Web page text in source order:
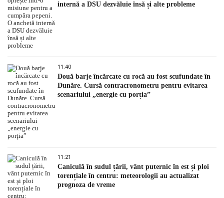
internă a DSU dezvăluie însă și alte probleme
11:40
Două barje încărcate cu rocă au fost scufundate în
Dunăre. Cursă contracronometru pentru evitarea
scenariului „energie cu porția”
11:21
Caniculă în sudul țării, vânt puternic în est și ploi
torențiale în centru: meteorologii au actualizat
prognoza de vreme